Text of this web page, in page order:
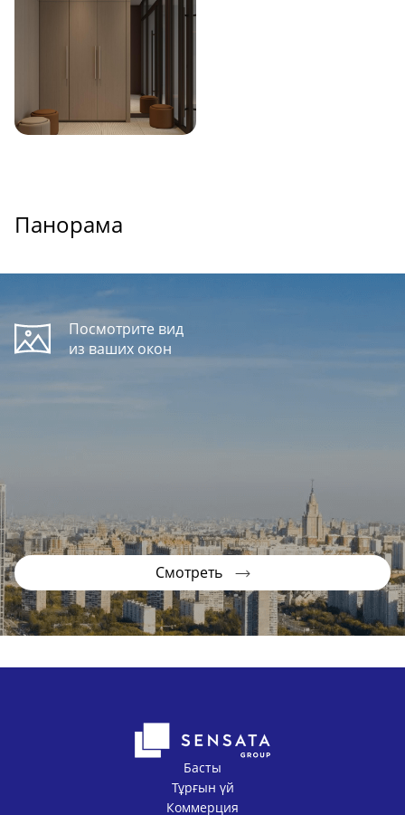
Панорама
Посмотрите вид
из ваших окон
Смотреть
Басты
Тұрғын үй
Коммерция